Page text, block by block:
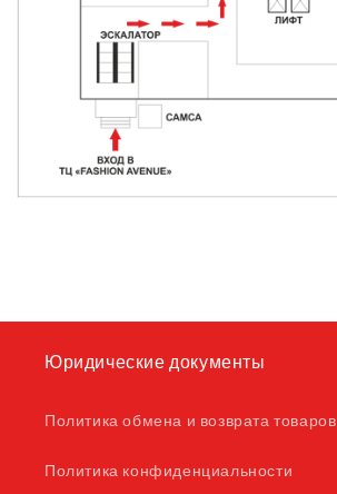
Юридические документы
Политика обмена и возврата товаров
Политика конфиденциальности